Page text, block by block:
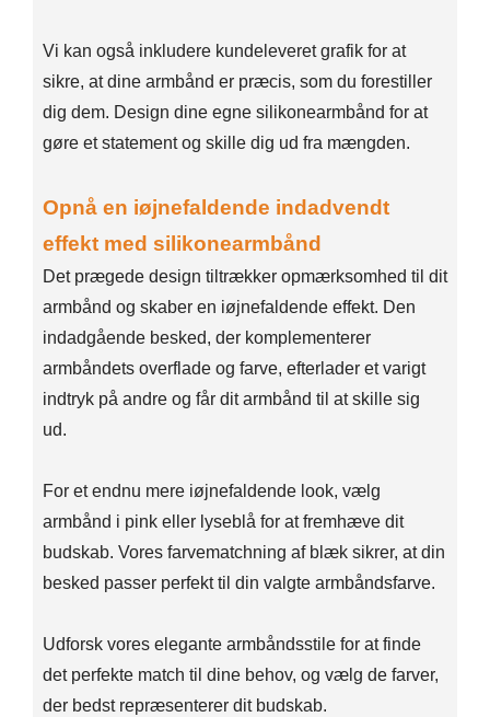
Vi kan også inkludere kundeleveret grafik for at
sikre, at dine armbånd er præcis, som du forestiller
dig dem. Design dine egne silikonearmbånd for at
gøre et statement og skille dig ud fra mængden.
Opnå en iøjnefaldende indadvendt
effekt med silikonearmbånd
Det prægede design tiltrækker opmærksomhed til dit
armbånd og skaber en iøjnefaldende effekt. Den
indadgående besked, der komplementerer
armbåndets overflade og farve, efterlader et varigt
indtryk på andre og får dit armbånd til at skille sig
ud.
For et endnu mere iøjnefaldende look, vælg
armbånd i pink eller lyseblå for at fremhæve dit
budskab. Vores farvematchning af blæk sikrer, at din
besked passer perfekt til din valgte armbåndsfarve.
Udforsk vores elegante armbåndsstile for at finde
det perfekte match til dine behov, og vælg de farver,
der bedst repræsenterer dit budskab.